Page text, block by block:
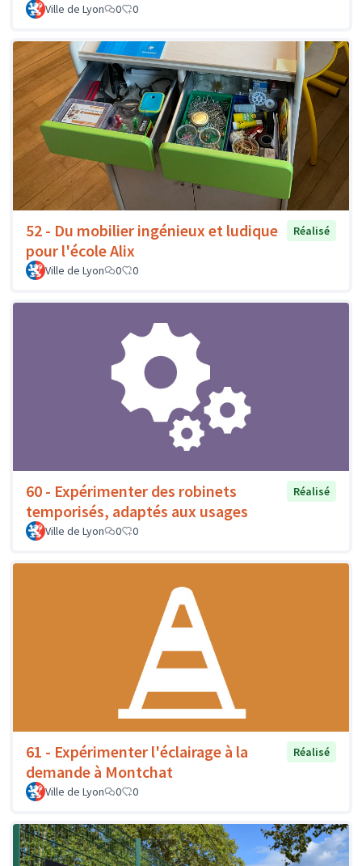
Ville de Lyon 0 0
52 - Du mobilier ingénieux et ludique
pour l'école Alix
Réalisé
Ville de Lyon 0 0
60 - Expérimenter des robinets
temporisés, adaptés aux usages
Réalisé
Ville de Lyon 0 0
61 - Expérimenter l'éclairage à la
demande à Montchat
Réalisé
Ville de Lyon 0 0